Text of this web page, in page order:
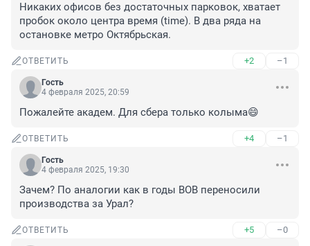
Никаких офисов без достаточных парковок, хватает
пробок около центра время (time). В два ряда на
остановке метро Октябрьская.
ОТВЕТИТЬ +2 –1
Гость
4 февраля 2025, 20:59
Пожалейте академ. Для сбера только колыма😄
ОТВЕТИТЬ +4 –1
Гость
4 февраля 2025, 19:30
Зачем? По аналогии как в годы ВОВ переносили
производства за Урал?
ОТВЕТИТЬ +5 –0